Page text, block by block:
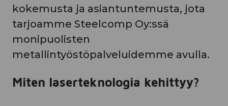
kokemusta ja asiantuntemusta, jota
tarjoamme Steelcomp Oy:ssä
monipuolisten
metallintyöstöpalveluidemme avulla.
Miten laserteknologia kehittyy?